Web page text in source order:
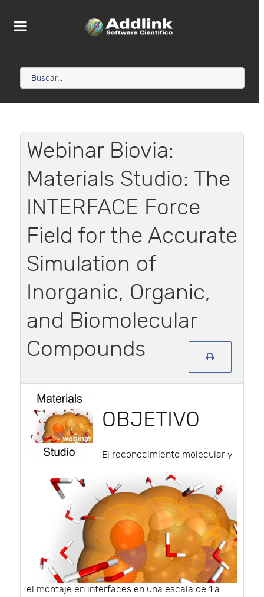
Webinar Biovia:
Materials Studio: The
INTERFACE Force
Field for the Accurate
Simulation of
Inorganic, Organic,
and Biomolecular
Compounds
OBJETIVO
El reconocimiento molecular y
el montaje en interfaces en una escala de 1 a